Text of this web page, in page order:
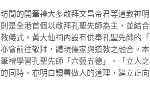
坊間的開筆禮大多敬拜文昌帝君等道教神
則是全港首個以敬拜孔聖先師為主，並結
教儀式。黃大仙祠內設有供奉孔聖先師的
亦會前往敬拜，體現儒家與道教之融合。
筆禮學習孔聖先師「六藝五德」、「立人
的同時，亦明白讀書做人的道理，建立正